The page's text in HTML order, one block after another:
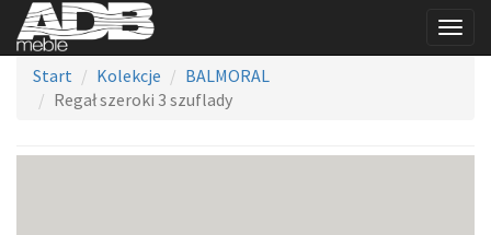
Start
Kolekcje
BALMORAL
Regał szeroki 3 szuflady